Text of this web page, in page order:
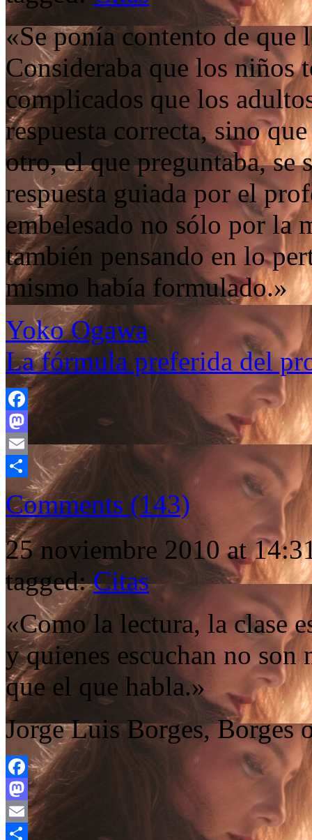
«Se ponía contento de que
Consideraba que los niños
complicados que los
respuesta correcta, sino
otro, el que preguntaba,
respuesta guiada por el
embelesado no sólo por la
también pensando en lo
mismo había formulado.»
Yoko Ogawa
La fórmula preferida del
Facebook
Mastodon
Email
Compartir
Comments (143)
25 noviembre 2010 at
tagged:Citas
«Como la lectura, la clase
y quienes escuchan no son
que el que habla.»
Jorge Luis Borges, Borges
Facebook
Mastodon
Email